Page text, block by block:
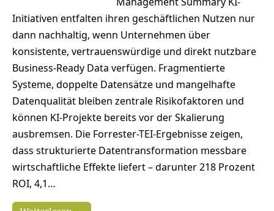
Initiativen entfalten ihren geschäftlichen Nutzen nur
dann nachhaltig, wenn Unternehmen über
konsistente, vertrauenswürdige und direkt nutzbare
Business-Ready Data verfügen. Fragmentierte
Systeme, doppelte Datensätze und mangelhafte
Datenqualität bleiben zentrale Risikofaktoren und
können KI-Projekte bereits vor der Skalierung
ausbremsen. Die Forrester-TEI-Ergebnisse zeigen,
dass strukturierte Datentransformation messbare
wirtschaftliche Effekte liefert – darunter 218 Prozent
ROI, 4,1…